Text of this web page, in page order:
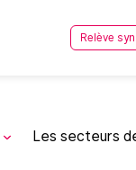
Relève
Les secteurs